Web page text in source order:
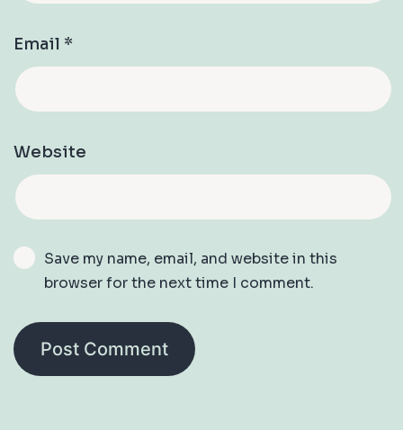
Email *
Website
Save my name, email, and website in this
browser for the next time I comment.